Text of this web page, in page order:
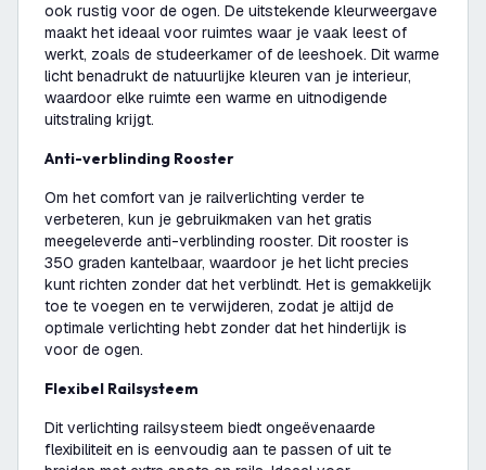
ook rustig voor de ogen. De uitstekende kleurweergave
maakt het ideaal voor ruimtes waar je vaak leest of
werkt, zoals de studeerkamer of de leeshoek. Dit warme
licht benadrukt de natuurlijke kleuren van je interieur,
waardoor elke ruimte een warme en uitnodigende
uitstraling krijgt.
Anti-verblinding Rooster
Om het comfort van je railverlichting verder te
verbeteren, kun je gebruikmaken van het gratis
meegeleverde anti-verblinding rooster. Dit rooster is
350 graden kantelbaar, waardoor je het licht precies
kunt richten zonder dat het verblindt. Het is gemakkelijk
toe te voegen en te verwijderen, zodat je altijd de
optimale verlichting hebt zonder dat het hinderlijk is
voor de ogen.
Flexibel Railsysteem
Dit verlichting railsysteem biedt ongeëvenaarde
flexibiliteit en is eenvoudig aan te passen of uit te